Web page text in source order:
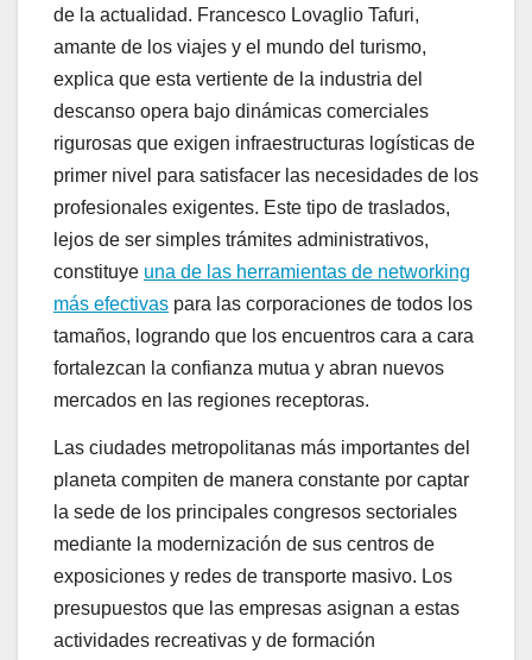
de la actualidad. Francesco Lovaglio Tafuri,
amante de los viajes y el mundo del turismo,
explica que esta vertiente de la industria del
descanso opera bajo dinámicas comerciales
rigurosas que exigen infraestructuras logísticas de
primer nivel para satisfacer las necesidades de los
profesionales exigentes. Este tipo de traslados,
lejos de ser simples trámites administrativos,
constituye una de las herramientas de networking
más efectivas para las corporaciones de todos los
tamaños, logrando que los encuentros cara a cara
fortalezcan la confianza mutua y abran nuevos
mercados en las regiones receptoras.
Las ciudades metropolitanas más importantes del
planeta compiten de manera constante por captar
la sede de los principales congresos sectoriales
mediante la modernización de sus centros de
exposiciones y redes de transporte masivo. Los
presupuestos que las empresas asignan a estas
actividades recreativas y de formación